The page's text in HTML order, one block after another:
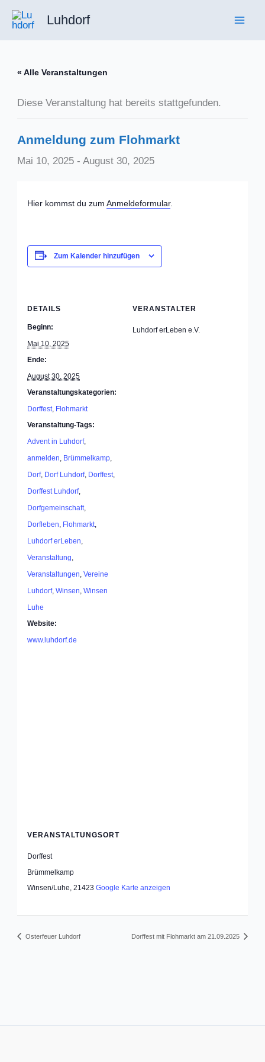
Zum
Inhalt
Luhdorf
« Alle Veranstaltungen
Diese Veranstaltung hat bereits stattgefunden.
Anmeldung zum Flohmarkt
Mai 10, 2025 -August 30, 2025
Hier kommst du zumAnmeldeformular.
Zum Kalender hinzufügen
DETAILS
Beginn:
Mai 10, 2025
Ende:
August 30, 2025
Veranstaltungskategorien:
Dorffest Flohmarkt
Veranstaltung-Tags:
Advent in Luhdorf,
anmelden Brümmelkamp
Dorf, Dorf Luhdorf, Dorffest
Dorffest Luhdorf,
Dorfgemeinschaft
Dorfleben Flohmarkt
Luhdorf erLeben
Veranstaltung
Veranstaltungen ,Vereine
Luhdorf,Winsen ,Winsen
Luhe
Website:
www.luhdorf.de
VERANSTALTER
Luhdorf erLeben e.V.
VERANSTALTUNGSORT
Dorffest
Brümmelkamp
Winsen/Luhe 21423 Google Karte anzeigen
Osterfeuer Luhdorf Dorffest mit Flohmarkt am 21.09.2025